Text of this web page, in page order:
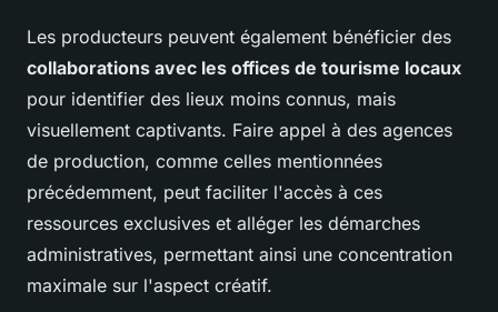
Les producteurs peuvent également bénéficier des
collaborations avec les offices de tourisme locaux
pour identifier des lieux moins connus, mais
visuellement captivants. Faire appel à des agences
de production, comme celles mentionnées
précédemment, peut faciliter l'accès à ces
ressources exclusives et alléger les démarches
administratives, permettant ainsi une concentration
maximale sur l'aspect créatif.